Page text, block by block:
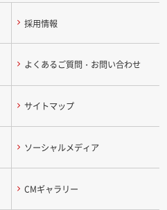
採用情報
よくあるご質問・お問い合わせ
サイトマップ
ソーシャルメディア
CMギャラリー